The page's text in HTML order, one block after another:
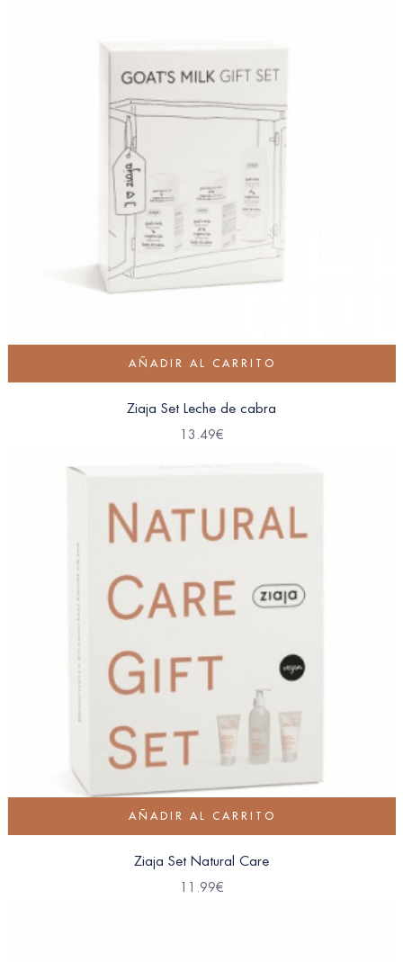
AÑADIR AL CARRITO
Ziaja Set Leche de cabra
13.49€
AÑADIR AL CARRITO
Ziaja Set Natural Care
11.99€